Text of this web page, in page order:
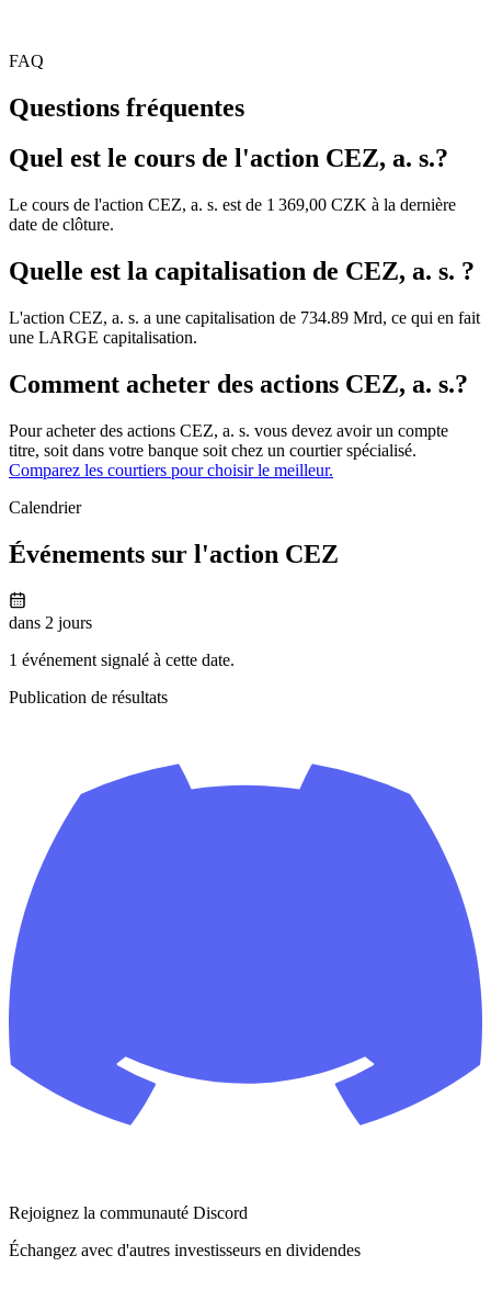
FAQ
Questions fréquentes
Quel est le cours de l'action CEZ, a. s.?
Le cours de l'action CEZ, a. s. est de 1 369,00 CZK à la dernière
date de clôture.
Quelle est la capitalisation de CEZ, a. s. ?
L'action CEZ, a. s. a une capitalisation de 734.89 Mrd, ce qui en fait
une LARGE capitalisation.
Comment acheter des actions CEZ, a. s.?
Pour acheter des actions CEZ, a. s. vous devez avoir un compte
titre, soit dans votre banque soit chez un courtier spécialisé.
Comparez les courtiers pour choisir le meilleur.
Calendrier
Événements sur l'action CEZ
dans 2 jours
1 événement signalé à cette date.
Publication de résultats
Rejoignez la communauté Discord
Échangez avec d'autres investisseurs en dividendes